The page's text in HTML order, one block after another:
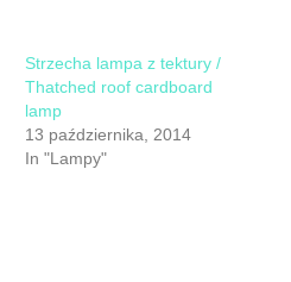
Strzecha lampa z tektury /
Thatched roof cardboard
lamp
13 października, 2014
In "Lampy"